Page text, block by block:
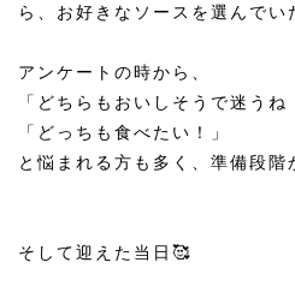
ら、お好きなソースを選んでい
アンケートの時から、
「どちらもおいしそうで迷うね
「どっちも食べたい！」
と悩まれる方も多く、準備段
そして迎えた当日🥰